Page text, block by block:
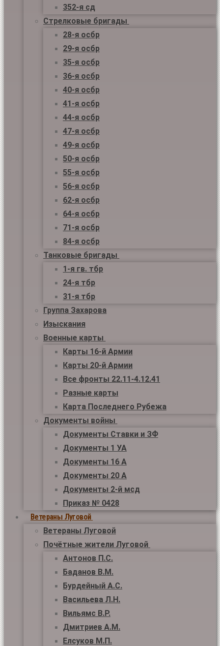
352-я сд
Стрелковые бригады
28-я осбр
29-я осбр
35-я осбр
36-я осбр
40-я осбр
41-я осбр
44-я осбр
47-я осбр
49-я осбр
50-я осбр
55-я осбр
56-я осбр
62-я осбр
64-я осбр
71-я осбр
84-я осбр
Танковые бригады
1-я гв. тбр
24-я тбр
31-я тбр
Группа Захарова
Изыскания
Военные карты
Карты 16-й Армии
Карты 20-й Армии
Все фронты 22.11-4.12.41
Разные карты
Карта Последнего Рубежа
Документы войны
Документы Ставки и ЗФ
Документы 1 УА
Документы 16 А
Документы 20 А
Документы 2-й мсд
Приказ № 0428
Ветераны Луговой
Ветераны Луговой
Почётные жители Луговой
Антонов П.С.
Баданов В.М.
Бурдейный А.С.
Васильева Л.Н.
Вильямс В.Р.
Дмитриев А.М.
Елсуков М.П.